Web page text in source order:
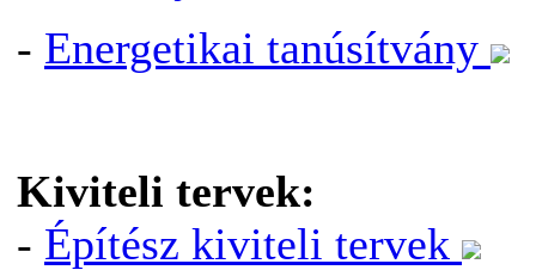
- Energetikai tanúsítvány
Kiviteli tervek:
- Építész kiviteli tervek